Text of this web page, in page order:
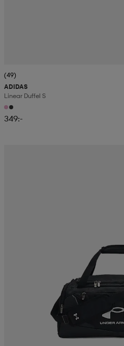
(49)
ADIDAS
Linear Duffel S
349:-